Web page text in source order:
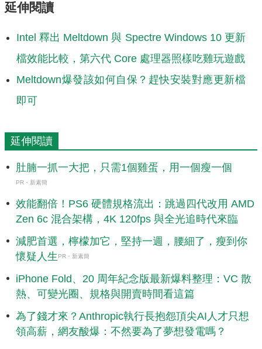
延伸閱讀
Intel 釋出 Meltdown 與 Spectre Windows 10 更新
檔效能比較，第六代 Core 處理器照樣吃雞玩遊戲
Meltdown爆發該如何自保？趕快安裝對應更新檔
即可
延伸閱讀
肚腩一抓一大把，只需1個雞蛋，用一個瘦一個
PR・新素簡
效能翻倍！PS6 硬體規格流出：跳過四代改用 AMD
Zen 6c 混合架構，4K 120fps 與全光追時代來臨
減肥首選，檸檬加它，堅持一週，腰細了，瘦到你
懷疑人生 PR・新素簡
iPhone Fold、20 周年紀念版最新爆料整理：VC 散
熱、可變光圈、規格與開賣時間看這篇
為了錢才來？Anthropic執行長抱怨頂尖AI人才只想
領高薪，網友酸爆：不然要為了夢想發電嗎？